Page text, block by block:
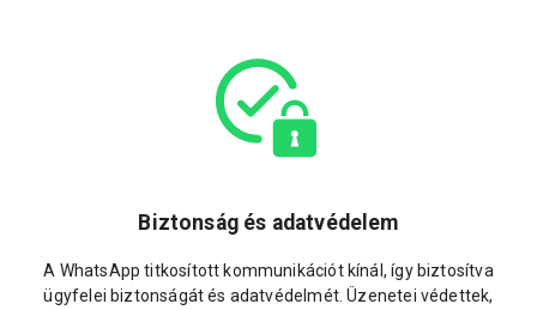
Biztonság és adatvédelem
A WhatsApp titkosított kommunikációt kínál, így biztosítva
ügyfelei biztonságát és adatvédelmét. Üzenetei védettek,